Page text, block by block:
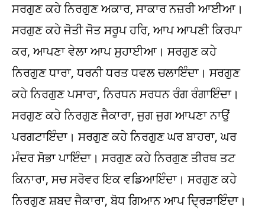
ਸਰਗੁਣ ਕਹੇ ਨਿਰਗੁਣ ਅਕਾਰ, ਸਾਕਾਰ ਨਜ਼ਰੀ ਆਈਆ।
ਸਰਗੁਣ ਕਹੇ ਜੋਤੀ ਜੋਤ ਸਰੂਪ ਹਰਿ, ਆਪ ਆਪਣੀ ਕਿਰਪਾ
ਕਰ, ਆਪਣਾ ਵੇਲਾ ਆਪ ਸੁਹਾਈਆ। ਸਰਗੁਣ ਕਹੇ
ਨਿਰਗੁਣ ਧਾਰਾ, ਧਰਨੀ ਧਰਤ ਧਵਲ ਚਲਾਇੰਦਾ। ਸਰਗੁਣ
ਕਹੇ ਨਿਰਗੁਣ ਪਸਾਰਾ, ਨਿਰਧਨ ਸਰਧਨ ਰੰਗ ਰੰਗਾਇੰਦਾ।
ਸਰਗੁਣ ਕਹੇ ਨਿਰਗੁਣ ਜੈਕਾਰਾ, ਜੁਗ ਜੁਗ ਆਪਣਾ ਨਾਉਂ
ਪਰਗਟਾਇੰਦਾ। ਸਰਗੁਣ ਕਹੇ ਨਿਰਗੁਣ ਘਰ ਬਾਹਰਾ, ਘਰ
ਮੰਦਰ ਸੋਭਾ ਪਾਇੰਦਾ। ਸਰਗੁਣ ਕਹੇ ਨਿਰਗੁਣ ਤੀਰਥ ਤਟ
ਕਿਨਾਰਾ, ਸਚ ਸਰੋਵਰ ਇਕ ਵਡਿਆਇੰਦਾ। ਸਰਗੁਣ ਕਹੇ
ਨਿਰਗੁਣ ਸ਼ਬਦ ਜੈਕਾਰਾ, ਬੋਧ ਗਿਆਨ ਆਪ ਦ੍ਰਿੜਾਇੰਦਾ।